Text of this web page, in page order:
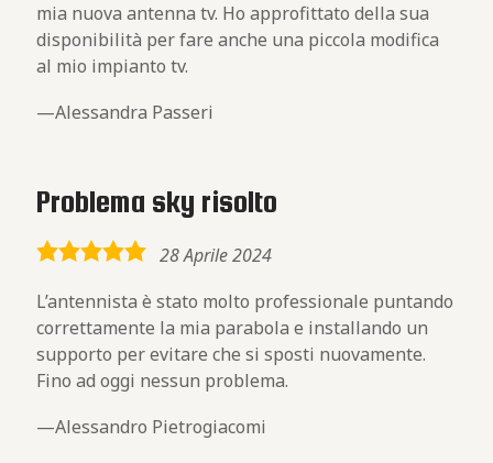
mia nuova antenna tv. Ho approfittato della sua
disponibilità per fare anche una piccola modifica
al mio impianto tv.
Alessandra Passeri
Problema sky risolto
5,0
28 Aprile 2024
L’antennista è stato molto professionale puntando
correttamente la mia parabola e installando un
supporto per evitare che si sposti nuovamente.
Fino ad oggi nessun problema.
Alessandro Pietrogiacomi